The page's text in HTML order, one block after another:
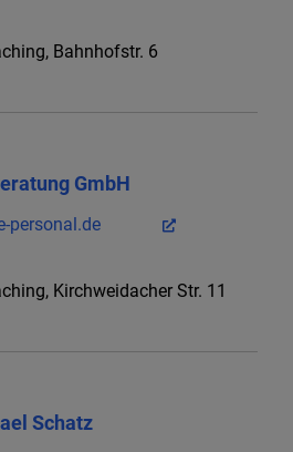
, Bahnhofstr. 6
GmbH
personal.de
, Kirchweidacher Str. 11
Schatz